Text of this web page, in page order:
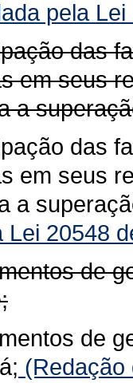
pela
das
em seus
a
das
em seus
a
20548
de
de
(Redação